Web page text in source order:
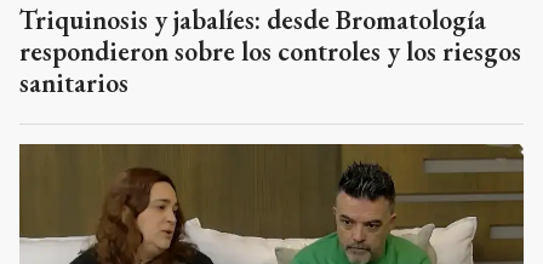
Triquinosis y jabalíes: desde Bromatología
respondieron sobre los controles y los riesgos
sanitarios